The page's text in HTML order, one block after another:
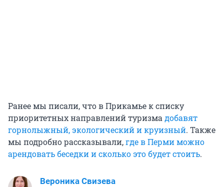
Ранее мы писали, что в Прикамье к списку
приоритетных направлений туризмадобавят
горнолыжный, экологический и круизный. Также
мы подробно рассказывали,где в Перми можно
арендовать беседки и сколько это будет стоить.
Вероника Свизева